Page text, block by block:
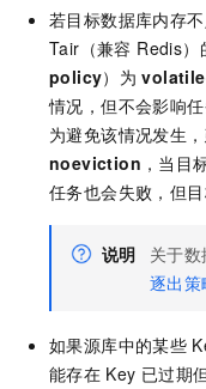
若目标数据库内存
Tair（兼容 Redis）
policy）为
情况，但不会影响任
为避免该情况发生
noeviction ，当目
任务也会失败，但
说明 关于
逐出策
如果源库中的某些
能存在 Key 已过期